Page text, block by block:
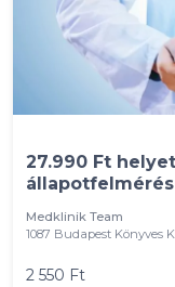
27.990 Ft
állapotfelmérés
Medklinik Team
1087 Budapest Könyves
2 550 Ft